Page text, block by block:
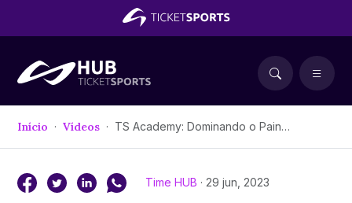
Início Vídeos TS Academy: Dominando o Painel #Módulo 6: Conheça o público de seu evento e como ele se comporta
Time HUB · 29 jun, 2023